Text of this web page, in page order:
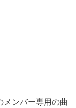
ンバー専用の曲